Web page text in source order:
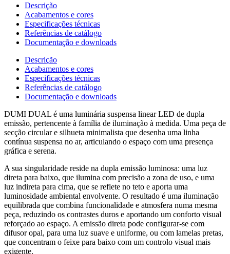
Descrição
Acabamentos e cores
Especificações técnicas
Referências de catálogo
Documentação e downloads
Descrição
Acabamentos e cores
Especificações técnicas
Referências de catálogo
Documentação e downloads
DUMI DUAL é uma luminária suspensa linear LED de dupla
emissão, pertencente à família de iluminação à medida. Uma peça de
secção circular e silhueta minimalista que desenha uma linha
contínua suspensa no ar, articulando o espaço com uma presença
gráfica e serena.
A sua singularidade reside na dupla emissão luminosa: uma luz
direta para baixo, que ilumina com precisão a zona de uso, e uma
luz indireta para cima, que se reflete no teto e aporta uma
luminosidade ambiental envolvente. O resultado é uma iluminação
equilibrada que combina funcionalidade e atmosfera numa mesma
peça, reduzindo os contrastes duros e aportando um conforto visual
reforçado ao espaço. A emissão direta pode configurar-se com
difusor opal, para uma luz suave e uniforme, ou com lamelas pretas,
que concentram o feixe para baixo com um controlo visual mais
exigente.